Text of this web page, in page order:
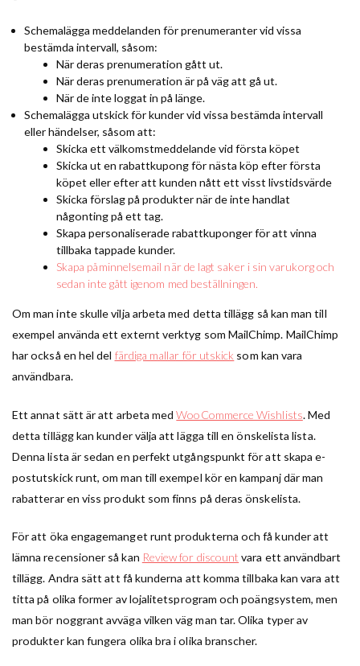
Schemalägga meddelanden för prenumeranter vid vissa
bestämda intervall, såsom:
När deras prenumeration gått ut.
När deras prenumeration är på väg att gå ut.
När de inte loggat in på länge.
Schemalägga utskick för kunder vid vissa bestämda intervall
eller händelser, såsom att:
Skicka ett välkomstmeddelande vid första köpet
Skicka ut en rabattkupong för nästa köp efter första
köpet eller efter att kunden nått ett visst livstidsvärde
Skicka förslag på produkter när de inte handlat
någonting på ett tag.
Skapa personaliserade rabattkuponger för att vinna
tillbaka tappade kunder.
Skapa påminnelsemail när de lagt saker i sin varukorg och
sedan inte gått igenom med beställningen.
Om man inte skulle vilja arbeta med detta tillägg så kan man till
exempel använda ett externt verktyg som MailChimp. MailChimp
har också en hel del färdiga mallar för utskick som kan vara
användbara.
Ett annat sätt är att arbeta medWooCommerce Wishlists. Med
detta tillägg kan kunder välja att lägga till en önskelista lista.
Denna lista är sedan en perfekt utgångspunkt för att skapa e-
postutskick runt, om man till exempel kör en kampanj där man
rabatterar en viss produkt som finns på deras önskelista.
För att öka engagemanget runt produkterna och få kunder att
lämna recensioner så kan Review for discount vara ett användbart
tillägg. Andra sätt att få kunderna att komma tillbaka kan vara att
titta på olika former av lojalitetsprogram och poängsystem, men
man bör noggrant avväga vilken väg man tar. Olika typer av
produkter kan fungera olika bra i olika branscher.